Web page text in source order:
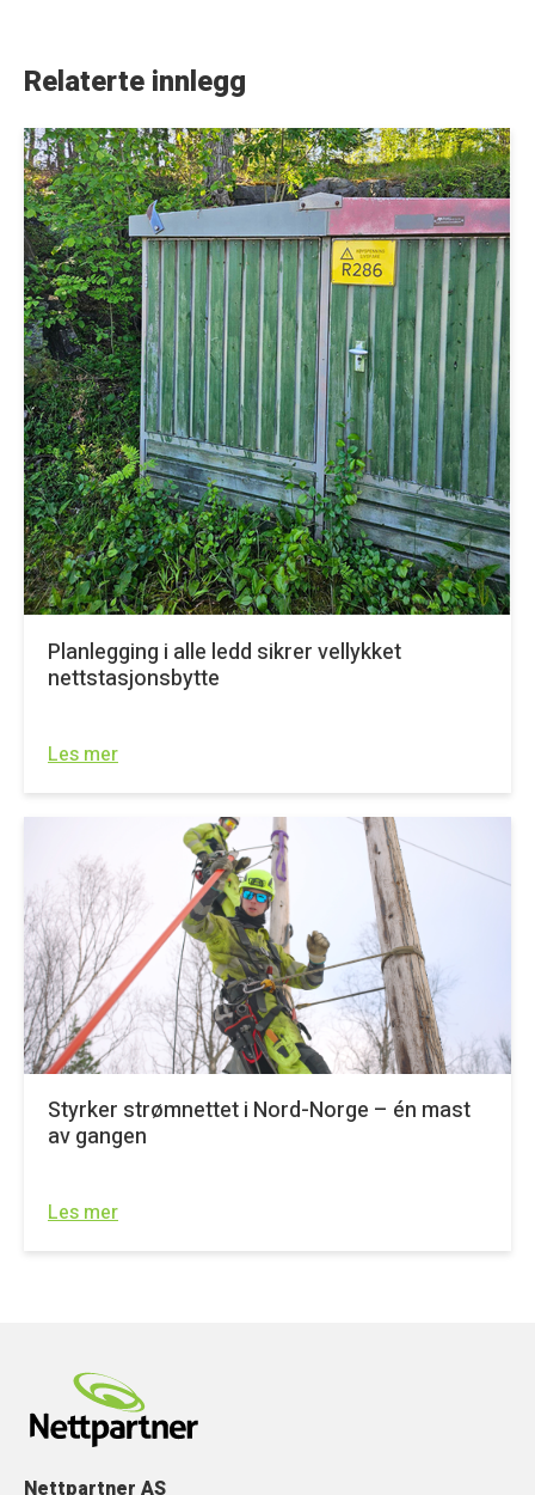
Relaterte innlegg
Planlegging i alle ledd sikrer vellykket
nettstasjonsbytte
Les mer
Styrker strømnettet i Nord-Norge – én mast
av gangen
Les mer
Nettpartner AS